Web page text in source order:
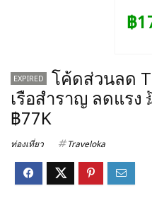
฿
EXPIRED
โค้ดส่วนลด
เรือสำราญ ลดแรง
฿77K
ท่องเที่ยว Traveloka